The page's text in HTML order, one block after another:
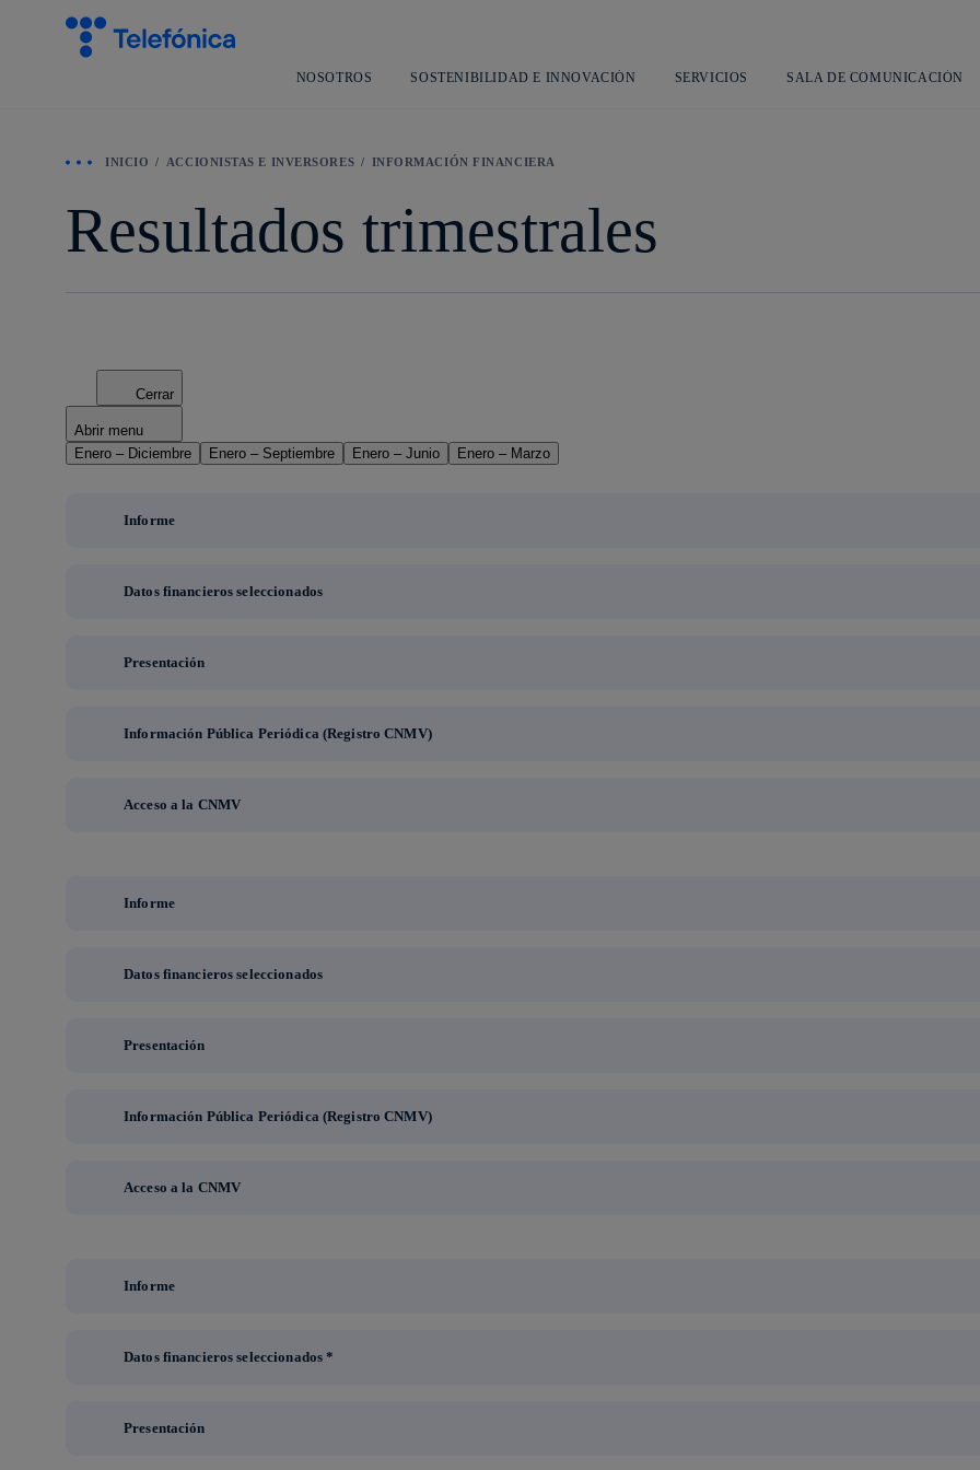
principal
NOSOTROS SOSTENIBILIDAD E INNOVACIÓN SERVICIOS SALA DE COMUNICACIÓN
INICIO ACCIONISTAS E INVERSORES INFORMACIÓN FINANCIERA
Resultados trimestrales
Cerrar
Abrir menu
Enero – Diciembre
Enero – Septiembre Enero – Junio Enero – Marzo
Informe
Datos financieros seleccionados
Presentación
Información Pública Periódica (Registro CNMV)
Acceso a la CNMV
Informe
Datos financieros seleccionados
Presentación
Información Pública Periódica (Registro CNMV)
Acceso a la CNMV
Informe
Datos financieros seleccionados *
Presentación